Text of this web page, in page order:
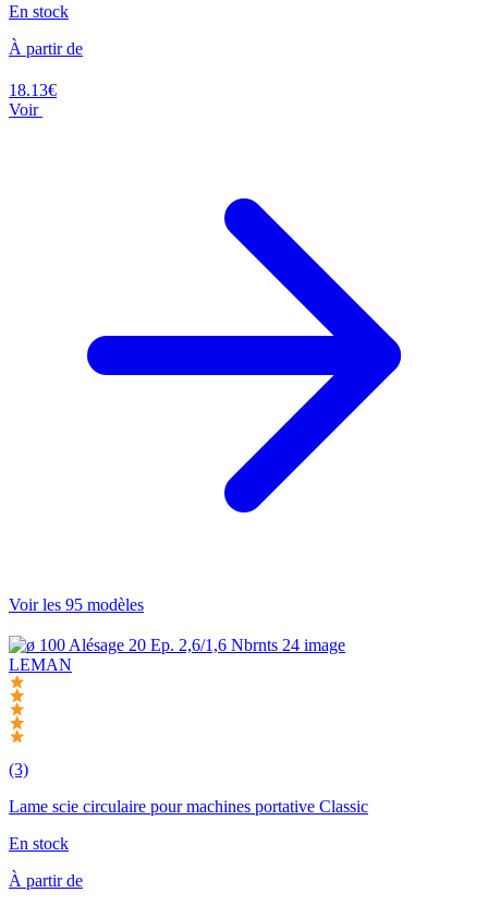
En stock
À partir de
18.13€
Voir
Voir les 95 modèles
LEMAN
(3)
Lame scie circulaire pour machines portative Classic
En stock
À partir de